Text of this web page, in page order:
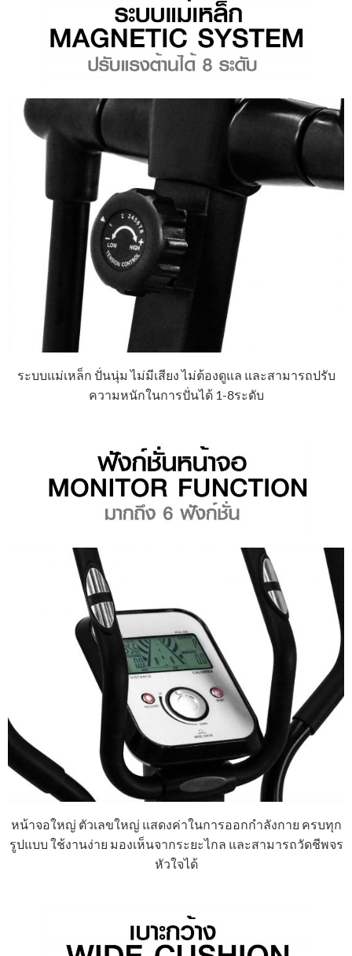
ระบบแม่เหล็ก ปั่นนุ่ม ไม่มีเสียง ไม่ต้องดูแล และสามารถปรับ
ความหนักในการปั่นได้ 1-8ระดับ
หน้าจอใหญ่ ตัวเลขใหญ่ แสดงค่าในการออกกำลังกาย ครบทุก
รูปแบบ ใช้งานง่าย มองเห็นจากระยะไกล และสามารถวัดชีพจร
หัวใจได้